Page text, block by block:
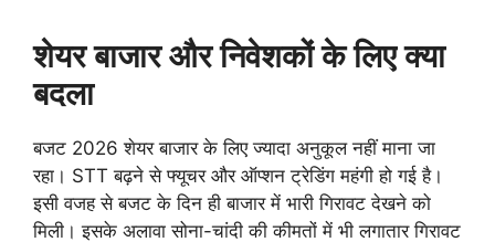
शेयर बाजार और निवेशकों के लिए क्या
बदला
बजट 2026 शेयर बाजार के लिए ज्यादा अनुकूल नहीं माना जा
रहा। STT बढ़ने से फ्यूचर और ऑप्शन ट्रेडिंग महंगी हो गई है।
इसी वजह से बजट के दिन ही बाजार में भारी गिरावट देखने को
मिली। इसके अलावा सोना-चांदी की कीमतों में भी लगातार गिरावट